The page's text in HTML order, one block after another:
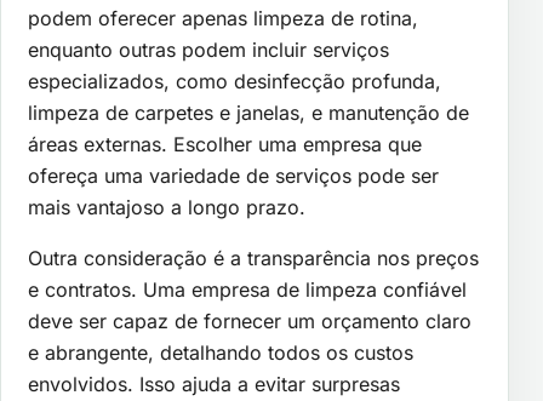
podem oferecer apenas limpeza de rotina,
enquanto outras podem incluir serviços
especializados, como desinfecção profunda,
limpeza de carpetes e janelas, e manutenção de
áreas externas. Escolher uma empresa que
ofereça uma variedade de serviços pode ser
mais vantajoso a longo prazo.
Outra consideração é a transparência nos preços
e contratos. Uma empresa de limpeza confiável
deve ser capaz de fornecer um orçamento claro
e abrangente, detalhando todos os custos
envolvidos. Isso ajuda a evitar surpresas